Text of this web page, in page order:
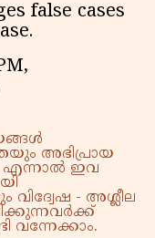
false cases
അഭിപ്രായ
എന്നാൽ ഇവ
- അശ്ലീല
വന്നേക്കാം.